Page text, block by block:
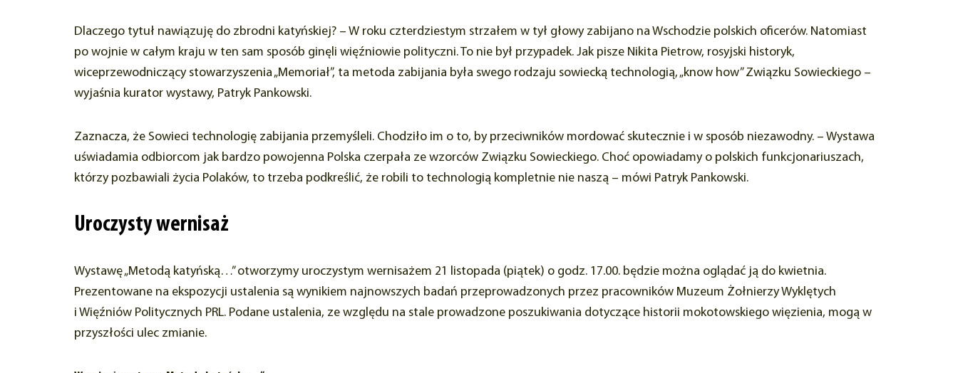
Dlaczego tytuł nawiązuję do zbrodni katyńskiej? – W roku czterdziestym strzałem w tył głowy zabijano na Wschodzie polskich oficerów. Natomiast
po wojnie w całym kraju w ten sam sposób ginęli więźniowie polityczni. To nie był przypadek. Jak pisze Nikita Pietrow, rosyjski historyk,
wiceprzewodniczący stowarzyszenia „Memoriał”, ta metoda zabijania była swego rodzaju sowiecką technologią, „know how” Związku Sowieckiego –
wyjaśnia kurator wystawy, Patryk Pankowski.
Zaznacza, że Sowieci technologię zabijania przemyśleli. Chodziło im o to, by przeciwników mordować skutecznie i w sposób niezawodny. – Wystawa
uświadamia odbiorcom jak bardzo powojenna Polska czerpała ze wzorców Związku Sowieckiego. Choć opowiadamy o polskich funkcjonariuszach,
którzy pozbawiali życia Polaków, to trzeba podkreślić, że robili to technologią kompletnie nie naszą – mówi Patryk Pankowski.
Uroczysty wernisaż
Wystawę „Metodą katyńską…” otworzymy uroczystym wernisażem 21 listopada (piątek) o godz. 17.00. będzie można oglądać ją do kwietnia.
Prezentowane na ekspozycji ustalenia są wynikiem najnowszych badań przeprowadzonych przez pracowników Muzeum Żołnierzy Wyklętych
i Więźniów Politycznych PRL. Podane ustalenia, ze względu na stale prowadzone poszukiwania dotyczące historii mokotowskiego więzienia, mogą w
przyszłości ulec zmianie.